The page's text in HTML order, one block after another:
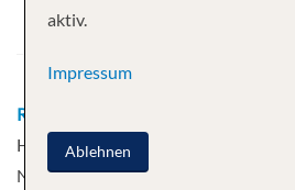
Route
Honningsvag - Honningsvag - Tromsø,
Norwegen - Trondheim - Molde
aktiv.
Impressum
Ablehnen